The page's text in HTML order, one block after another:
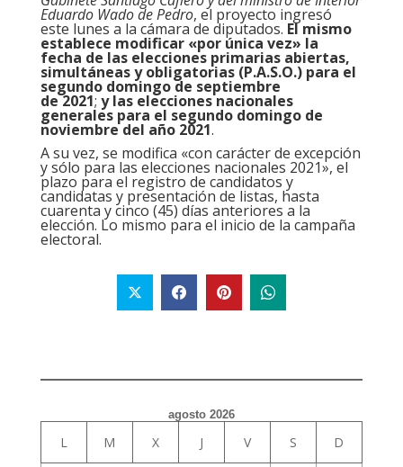
Eduardo Wado de Pedro, el proyecto ingresó
este lunes a la cámara de diputados. El mismo
establece modificar «por única vez» la
fecha de las elecciones primarias abiertas,
simultáneas y obligatorias (P.A.S.O.) para el
segundo domingo de septiembre
de 2021; y las elecciones nacionales
generales para el segundo domingo de
noviembre del año 2021.
A su vez, se modifica «con carácter de excepción
y sólo para las elecciones nacionales 2021», el
plazo para el registro de candidatos y
candidatas y presentación de listas, hasta
cuarenta y cinco (45) días anteriores a la
elección. Lo mismo para el inicio de la campaña
electoral.
agosto 2026
L M X J V S D